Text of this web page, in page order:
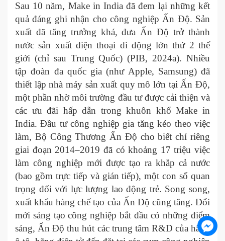
Sau 10 năm, Make in India đã đem lại những kết
quả đáng ghi nhận cho công nghiệp Ấn Độ. Sản
xuất đã tăng trưởng khá, đưa Ấn Độ trở thành
nước sản xuất điện thoại di động lớn thứ 2 thế
giới (chỉ sau Trung Quốc) (PIB, 2024a). Nhiều
tập đoàn đa quốc gia (như Apple, Samsung) đã
thiết lập nhà máy sản xuất quy mô lớn tại Ấn Độ,
một phần nhờ môi trường đầu tư được cải thiện và
các ưu đãi hấp dẫn trong khuôn khổ Make in
India. Đầu tư công nghiệp gia tăng kéo theo việc
làm, Bộ Công Thương Ấn Độ cho biết chỉ riêng
giai đoạn 2014–2019 đã có khoảng 17 triệu việc
làm công nghiệp mới được tạo ra khắp cả nước
(bao gồm trực tiếp và gián tiếp), một con số quan
trọng đối với lực lượng lao động trẻ. Song song,
xuất khẩu hàng chế tạo của Ấn Độ cũng tăng. Đổi
mới sáng tạo công nghiệp bắt đầu có những điểm
sáng, Ấn Độ thu hút các trung tâm R&D của hãng